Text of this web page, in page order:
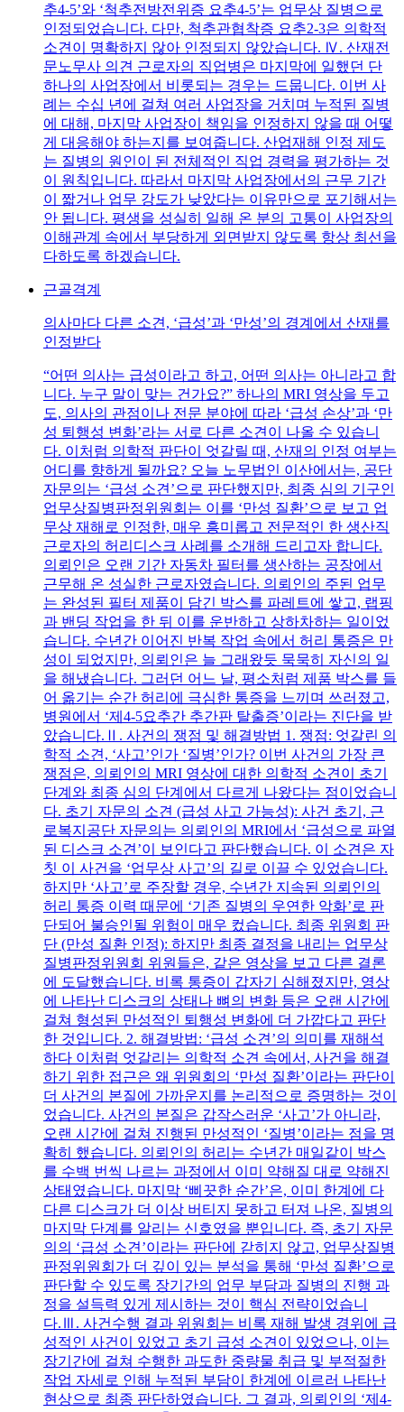
추4-5’와 ‘척추전방전위증 요추4-5’는 업무상 질병으로
인정되었습니다. 다만, 척추관협착증 요추2-3은 의학적
소견이 명확하지 않아 인정되지 않았습니다. Ⅳ. 산재전
문노무사 의견 근로자의 직업병은 마지막에 일했던 단
하나의 사업장에서 비롯되는 경우는 드뭅니다. 이번 사
례는 수십 년에 걸쳐 여러 사업장을 거치며 누적된 질병
에 대해, 마지막 사업장이 책임을 인정하지 않을 때 어떻
게 대응해야 하는지를 보여줍니다. 산업재해 인정 제도
는 질병의 원인이 된 전체적인 직업 경력을 평가하는 것
이 원칙입니다. 따라서 마지막 사업장에서의 근무 기간
이 짧거나 업무 강도가 낮았다는 이유만으로 포기해서는
안 됩니다. 평생을 성실히 일해 온 분의 고통이 사업장의
이해관계 속에서 부당하게 외면받지 않도록 항상 최선을
다하도록 하겠습니다.
근골격계
의사마다 다른 소견, ‘급성’과 ‘만성’의 경계에서 산재를
인정받다
“어떤 의사는 급성이라고 하고, 어떤 의사는 아니라고 합
니다. 누구 말이 맞는 건가요?” 하나의 MRI 영상을 두고
도, 의사의 관점이나 전문 분야에 따라 ‘급성 손상’과 ‘만
성 퇴행성 변화’라는 서로 다른 소견이 나올 수 있습니
다. 이처럼 의학적 판단이 엇갈릴 때, 산재의 인정 여부는
어디를 향하게 될까요? 오늘 노무법인 이산에서는, 공단
자문의는 ‘급성 소견’으로 판단했지만, 최종 심의 기구인
업무상질병판정위원회는 이를 ‘만성 질환’으로 보고 업
무상 재해로 인정한, 매우 흥미롭고 전문적인 한 생산직
근로자의 허리디스크 사례를 소개해 드리고자 합니다.
의뢰인은 오랜 기간 자동차 필터를 생산하는 공장에서
근무해 온 성실한 근로자였습니다. 의뢰인의 주된 업무
는 완성된 필터 제품이 담긴 박스를 파레트에 쌓고, 랩핑
과 밴딩 작업을 한 뒤 이를 운반하고 상하차하는 일이었
습니다. 수년간 이어진 반복 작업 속에서 허리 통증은 만
성이 되었지만, 의뢰인은 늘 그래왔듯 묵묵히 자신의 일
을 해냈습니다. 그러던 어느 날, 평소처럼 제품 박스를 들
어 옮기는 순간 허리에 극심한 통증을 느끼며 쓰러졌고,
병원에서 ‘제4-5요추간 추간판 탈출증’이라는 진단을 받
았습니다.Ⅱ. 사건의 쟁점 및 해결방법 1. 쟁점: 엇갈린 의
학적 소견, ‘사고’인가 ‘질병’인가? 이번 사건의 가장 큰
쟁점은, 의뢰인의 MRI 영상에 대한 의학적 소견이 초기
단계와 최종 심의 단계에서 다르게 나왔다는 점이었습니
다. 초기 자문의 소견 (급성 사고 가능성): 사건 초기, 근
로복지공단 자문의는 의뢰인의 MRI에서 ‘급성으로 파열
된 디스크 소견’이 보인다고 판단했습니다. 이 소견은 자
칫 이 사건을 ‘업무상 사고’의 길로 이끌 수 있었습니다.
하지만 ‘사고’로 주장할 경우, 수년간 지속된 의뢰인의
허리 통증 이력 때문에 ‘기존 질병의 우연한 악화’로 판
단되어 불승인될 위험이 매우 컸습니다. 최종 위원회 판
단 (만성 질환 인정): 하지만 최종 결정을 내리는 업무상
질병판정위원회 위원들은, 같은 영상을 보고 다른 결론
에 도달했습니다. 비록 통증이 갑자기 심해졌지만, 영상
에 나타난 디스크의 상태나 뼈의 변화 등은 오랜 시간에
걸쳐 형성된 만성적인 퇴행성 변화에 더 가깝다고 판단
한 것입니다. 2. 해결방법: ‘급성 소견’의 의미를 재해석
하다 이처럼 엇갈리는 의학적 소견 속에서, 사건을 해결
하기 위한 접근은 왜 위원회의 ‘만성 질환’이라는 판단이
더 사건의 본질에 가까운지를 논리적으로 증명하는 것이
었습니다. 사건의 본질은 갑작스러운 ‘사고’가 아니라,
오랜 시간에 걸쳐 진행된 만성적인 ‘질병’이라는 점을 명
확히 했습니다. 의뢰인의 허리는 수년간 매일같이 박스
를 수백 번씩 나르는 과정에서 이미 약해질 대로 약해진
상태였습니다. 마지막 ‘삐끗한 순간’은, 이미 한계에 다
다른 디스크가 더 이상 버티지 못하고 터져 나온, 질병의
마지막 단계를 알리는 신호였을 뿐입니다. 즉, 초기 자문
의의 ‘급성 소견’이라는 판단에 갇히지 않고, 업무상질병
판정위원회가 더 깊이 있는 분석을 통해 ‘만성 질환’으로
판단할 수 있도록 장기간의 업무 부담과 질병의 진행 과
정을 설득력 있게 제시하는 것이 핵심 전략이었습니
다.Ⅲ. 사건수행 결과 위원회는 비록 재해 발생 경위에 급
성적인 사건이 있었고 초기 급성 소견이 있었으나, 이는
장기간에 걸쳐 수행한 과도한 중량물 취급 및 부적절한
작업 자세로 인해 누적된 부담이 한계에 이르러 나타난
현상으로 최종 판단하였습니다. 그 결과, 의뢰인의 ‘제4-